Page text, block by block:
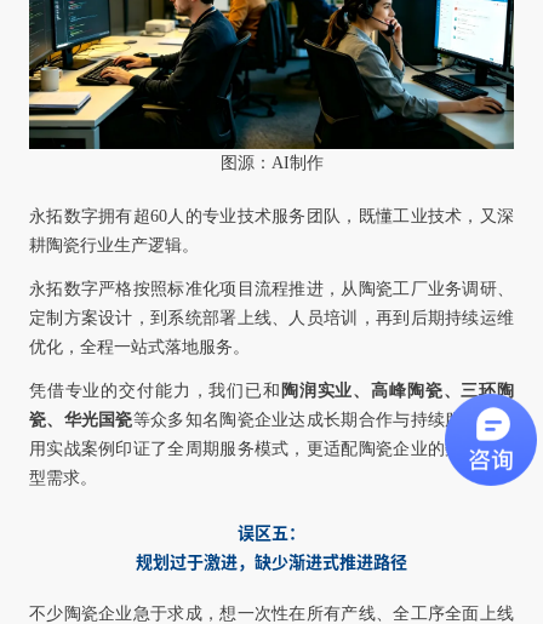
图源：AI制作
永拓数字拥有超60人的专业技术服务团队，既懂工业技术，又深
耕陶瓷行业生产逻辑。
永拓数字严格按照标准化项目流程推进，从陶瓷工厂业务调研、
定制方案设计，到系统部署上线、人员培训，再到后期持续运维
优化，全程一站式落地服务。
凭借专业的交付能力，我们已和 陶润实业、高峰陶瓷、三环陶
瓷、华光国瓷等众多知名陶瓷企业达成长期合作与持续服务，也
用实战案例印证了全周期服务模式，更适配陶瓷企业的数字化转
型需求。
误区五：
规划过于激进，缺少渐进式推进路径
不少陶瓷企业急于求成，想一次性在所有产线、全工序全面上线